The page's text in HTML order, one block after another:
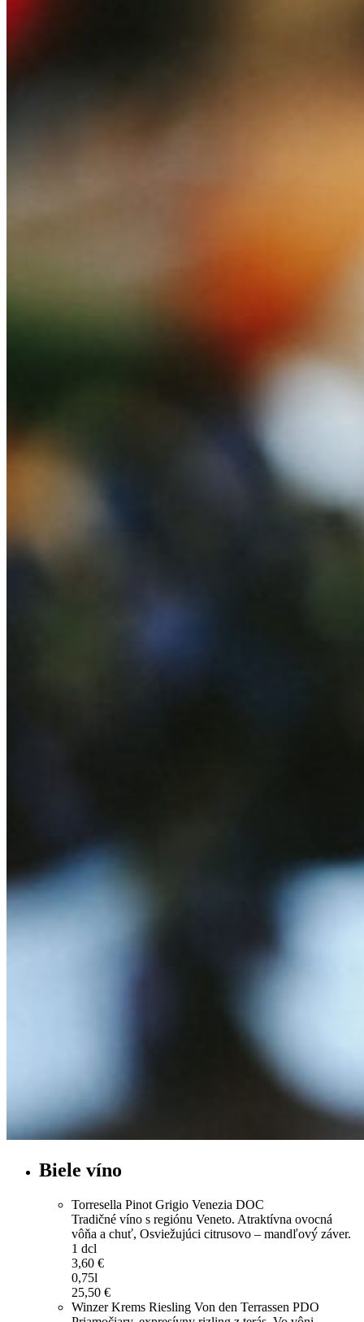
Biele víno
Torresella Pinot Grigio Venezia DOC
Tradičné víno s regiónu Veneto. Atraktívna ovocná
vôňa a chuť, Osviežujúci citrusovo – mandľový́ záver.
1 dcl
3,60 €
0,75l
25,50 €
Winzer Krems Riesling Von den Terrassen PDO